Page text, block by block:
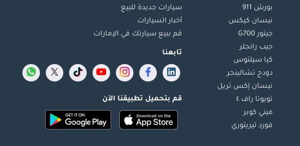
بورش 911
نيسان كيكس
جيتور G700
جيب رانجلر
كيا سيلتوس
دودج تشالينجر
نيسان إكس تريل
تويوتا راف ٤
ميني كوبر
فورد تيريتوري
سيارات جديدة للبيع
أخبار السيارات
قم ببيع سيارتك في الإمارات
تابعنا
قم بتحميل تطبيقنا الآن